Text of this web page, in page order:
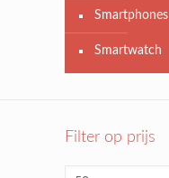
Smartphones
Smartwatch
Filter op prijs